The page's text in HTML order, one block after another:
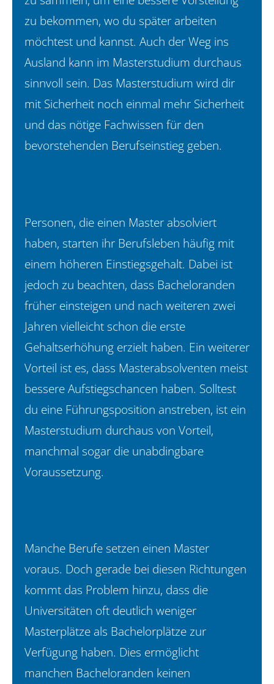
zu bekommen, wo du später arbeiten
möchtest und kannst. Auch der Weg ins
Ausland kann im Masterstudium durchaus
sinnvoll sein. Das Masterstudium wird dir
mit Sicherheit noch einmal mehr Sicherheit
und das nötige Fachwissen für den
bevorstehenden Berufseinstieg geben.
Personen, die einen Master absolviert
haben, starten ihr Berufsleben häufig mit
einem höheren Einstiegsgehalt. Dabei ist
jedoch zu beachten, dass Bacheloranden
früher einsteigen und nach weiteren zwei
Jahren vielleicht schon die erste
Gehaltserhöhung erzielt haben. Ein weiterer
Vorteil ist es, dass Masterabsolventen meist
bessere Aufstiegschancen haben. Solltest
du eine Führungsposition anstreben, ist ein
Masterstudium durchaus von Vorteil,
manchmal sogar die unabdingbare
Voraussetzung.
Manche Berufe setzen einen Master
voraus. Doch gerade bei diesen Richtungen
kommt das Problem hinzu, dass die
Universitäten oft deutlich weniger
Masterplätze als Bachelorplätze zur
Verfügung haben. Dies ermöglicht
manchen Bacheloranden keinen